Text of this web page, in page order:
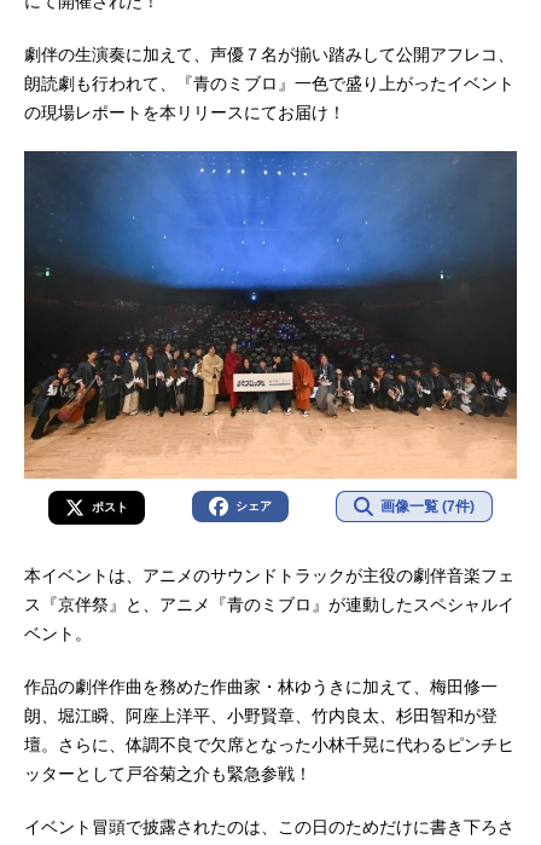
三郎：杉山紀彰新見錦：梅原裕一郎
野口健司：大野智敬平間重助：前田
雄平山五郎：乃村健次婆ちゃん：定
山崎丞：八代...
劇伴の生演奏に加えて、声優７名が揃い踏みして公開アフレコ、
朗読劇も行われて、『青のミブロ』一色で盛り上がったイベント
の現場レポートを本リリースにてお届け！
ポスト シェア 画像一覧 (7件)
本イベントは、アニメのサウンドトラックが主役の劇伴音楽フェ
ス『京伴祭』と、アニメ『青のミブロ』が連動したスペシャルイ
ベント。
作品の劇伴作曲を務めた作曲家・林ゆうきに加えて、梅田修一
朗、堀江瞬、阿座上洋平、小野賢章、竹内良太、杉田智和が登
壇。さらに、体調不良で欠席となった小林千晃に代わるピンチヒ
ッターとして戸谷菊之介も緊急参戦！
イベント冒頭で披露されたのは、この日のためだけに書き下ろさ